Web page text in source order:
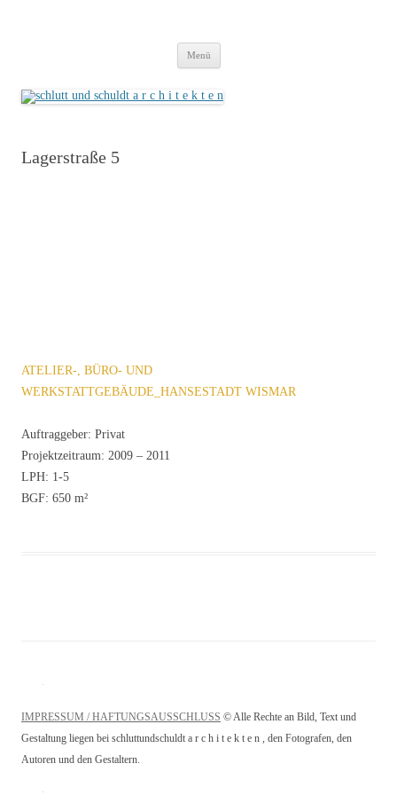
Menü
Lagerstraße 5
ATELIER-, BÜRO- UND
WERKSTATTGEBÄUDE_HANSESTADT WISMAR
Auftraggeber: Privat
Projektzeitraum: 2009 – 2011
LPH: 1-5
BGF: 650 m²
IMPRESSUM / HAFTUNGSAUSSCHLUSS © Alle Rechte an Bild, Text und
Gestaltung liegen bei schluttundschuldt a r c h i t e k t e n , den Fotografen, den
Autoren und den Gestaltern.